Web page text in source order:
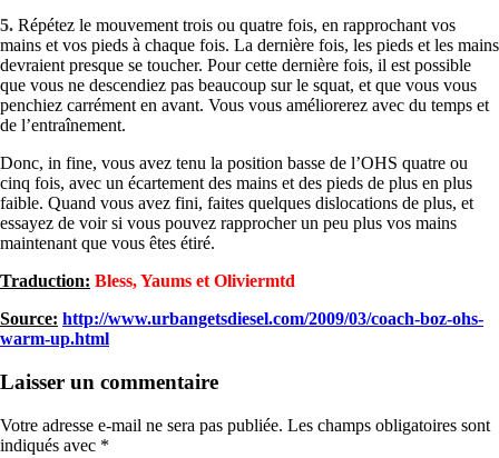
5. Répétez le mouvement trois ou quatre fois, en rapprochant vos
mains et vos pieds à chaque fois. La dernière fois, les pieds et les mains
devraient presque se toucher. Pour cette dernière fois, il est possible
que vous ne descendiez pas beaucoup sur le squat, et que vous vous
penchiez carrément en avant. Vous vous améliorerez avec du temps et
de l’entraînement.
Donc, in fine, vous avez tenu la position basse de l’OHS quatre ou
cinq fois, avec un écartement des mains et des pieds de plus en plus
faible. Quand vous avez fini, faites quelques dislocations de plus, et
essayez de voir si vous pouvez rapprocher un peu plus vos mains
maintenant que vous êtes étiré.
Traduction: Bless, Yaums et Oliviermtd
Source: http://www.urbangetsdiesel.com/2009/03/coach-boz-ohs-
warm-up.html
Laisser un commentaire
Votre adresse e-mail ne sera pas publiée. Les champs obligatoires sont
indiqués avec *